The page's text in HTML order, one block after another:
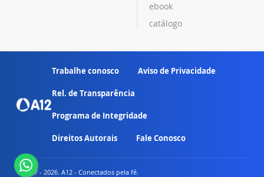
ebook
catálogo
Trabalhe conosco Aviso de Privacidade
Rel. de Transparência
Programa de Integridade
Direitos Autorais Fale Conosco
© 2007 - 2026. A12 - Conectados pela fé.